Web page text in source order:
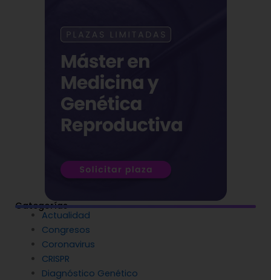
Categorías
Actualidad
Congresos
Coronavirus
CRISPR
Diagnóstico Genético